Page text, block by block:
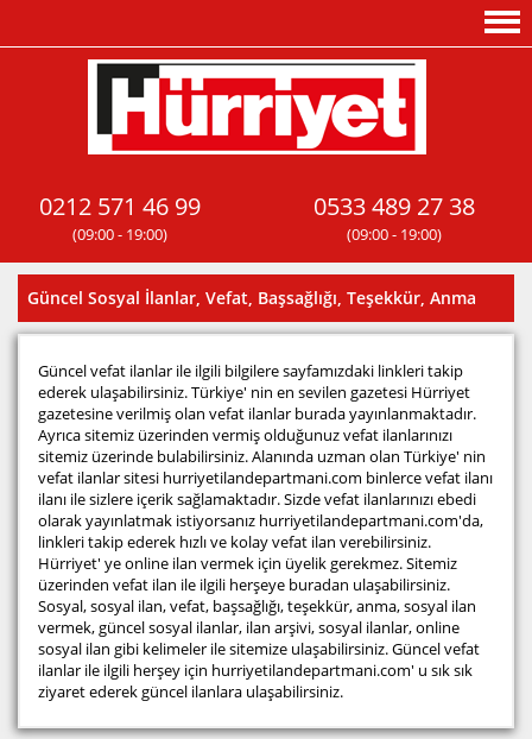
0212 571 46 99
(09:00 - 19:00)
0533 489 27 38
(09:00 - 19:00)
Güncel Sosyal İlanlar, Vefat, Başsağlığı, Teşekkür, Anma
Güncel vefat ilanlar ile ilgili bilgilere sayfamızdaki linkleri takip
ederek ulaşabilirsiniz. Türkiye' nin en sevilen gazetesi Hürriyet
gazetesine verilmiş olan vefat ilanlar burada yayınlanmaktadır.
Ayrıca sitemiz üzerinden vermiş olduğunuz vefat ilanlarınızı
sitemiz üzerinde bulabilirsiniz. Alanında uzman olan Türkiye' nin
vefat ilanlar sitesi hurriyetilandepartmani.com binlerce vefat ilanı
ilanı ile sizlere içerik sağlamaktadır. Sizde vefat ilanlarınızı ebedi
olarak yayınlatmak istiyorsanız hurriyetilandepartmani.com'da,
linkleri takip ederek hızlı ve kolay vefat ilan verebilirsiniz.
Hürriyet' ye online ilan vermek için üyelik gerekmez. Sitemiz
üzerinden vefat ilan ile ilgili herşeye buradan ulaşabilirsiniz.
Sosyal, sosyal ilan, vefat, başsağlığı, teşekkür, anma, sosyal ilan
vermek, güncel sosyal ilanlar, ilan arşivi, sosyal ilanlar, online
sosyal ilan gibi kelimeler ile sitemize ulaşabilirsiniz. Güncel vefat
ilanlar ile ilgili herşey için hurriyetilandepartmani.com' u sık sık
ziyaret ederek güncel ilanlara ulaşabilirsiniz.